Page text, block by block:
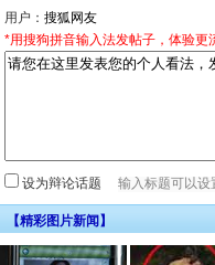
用户：
*用搜狗拼音输入法发帖子，体验更
设为辩论话题
【精彩图片新闻】